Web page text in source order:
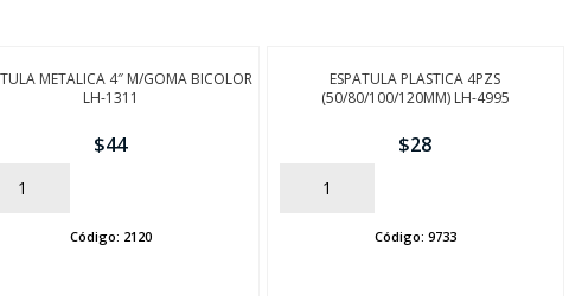
METALICA 4″ M/GOMA BICOLOR
LH-1311
$44
Código: 2120
ESPATULA PLASTICA 4PZS
(50/80/100/120MM) LH-4995
$28
AÑADIR
Código: 9733